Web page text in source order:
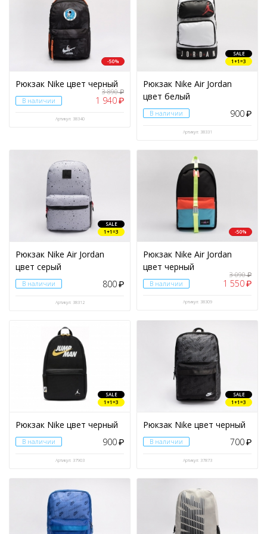
Чехол для iPhone
Чехол тактический
Шапки
(131)
Шнурки
(1)
Эспандеры
(2)
-50%
Рюкзак Nike цвет черный
В наличии
3 890₽
1 940₽
Артикул: 38340
SALE
1+1=3
Рюкзак Nike Air Jordan
цвет белый
В наличии 900₽
Артикул: 38331
SALE
1+1=3
Рюкзак Nike Air Jordan
цвет серый
В наличии 800₽
Артикул: 38312
-50%
Рюкзак Nike Air Jordan
цвет черный
В наличии
3 090₽
1 550₽
Артикул: 38309
SALE
1+1=3
Рюкзак Nike цвет черный
В наличии 900₽
Артикул: 37903
SALE
1+1=3
Рюкзак Nike цвет черный
В наличии 700₽
Артикул: 37873